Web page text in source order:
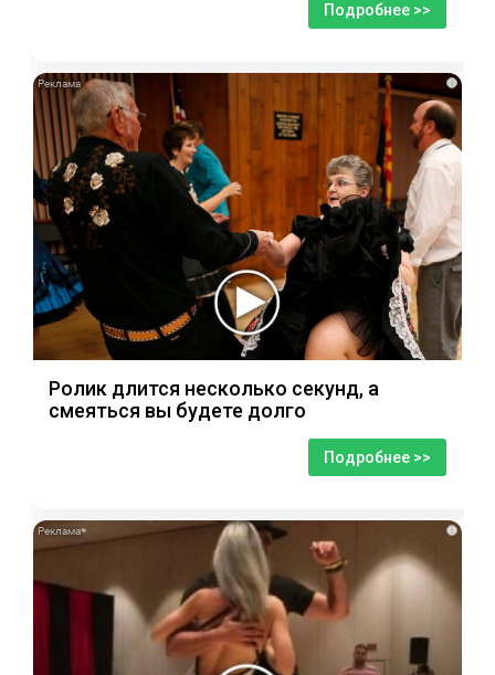
Подробнее >>
i
Ролик длится несколько секунд, а
смеяться вы будете долго
Подробнее >>
i